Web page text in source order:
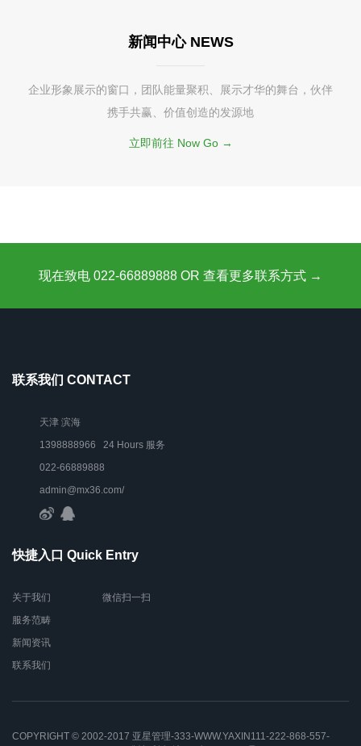
新闻中心 NEWS
企业形象展示的窗口，团队能量聚积、展示才华的舞台，伙伴
携手共赢、价值创造的发源地
立即前往 Now Go →
现在致电 022-66889888 OR 查看更多联系方式 →
联系我们 CONTACT
天津 滨海
1398888966 24 Hours 服务
022-66889888
admin@mx36.com/
快捷入口 Quick Entry
关于我们
服务范畴
新闻资讯
联系我们
微信扫一扫
COPYRIGHT © 2002-2017 亚星管理-333-WWW.YAXIN111-222-868-557-